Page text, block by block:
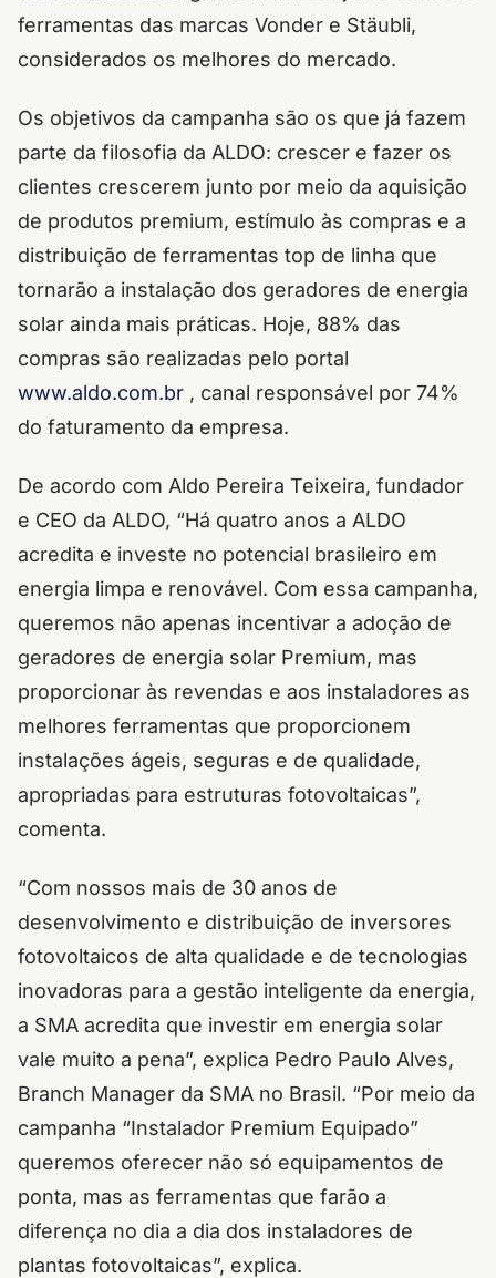
ferramentas das marcas Vonder e Stäubli,
considerados os melhores do mercado.
Os objetivos da campanha são os que já fazem
parte da filosofia da ALDO: crescer e fazer os
clientes crescerem junto por meio da aquisição
de produtos premium, estímulo às compras e a
distribuição de ferramentas top de linha que
tornarão a instalação dos geradores de energia
solar ainda mais práticas. Hoje, 88% das
compras são realizadas pelo portal
www.aldo.com.br , canal responsável por 74%
do faturamento da empresa.
De acordo com Aldo Pereira Teixeira, fundador
e CEO da ALDO, “Há quatro anos a ALDO
acredita e investe no potencial brasileiro em
energia limpa e renovável. Com essa campanha,
queremos não apenas incentivar a adoção de
geradores de energia solar Premium, mas
proporcionar às revendas e aos instaladores as
melhores ferramentas que proporcionem
instalações ágeis, seguras e de qualidade,
apropriadas para estruturas fotovoltaicas”,
comenta.
“Com nossos mais de 30 anos de
desenvolvimento e distribuição de inversores
fotovoltaicos de alta qualidade e de tecnologias
inovadoras para a gestão inteligente da energia,
a SMA acredita que investir em energia solar
vale muito a pena”, explica Pedro Paulo Alves,
Branch Manager da SMA no Brasil. “Por meio da
campanha “Instalador Premium Equipado”
queremos oferecer não só equipamentos de
ponta, mas as ferramentas que farão a
diferença no dia a dia dos instaladores de
plantas fotovoltaicas”, explica.